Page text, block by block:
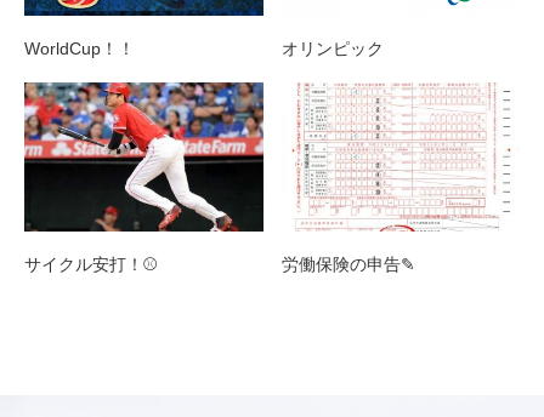
WorldCup！！ オリンピック
サイクル安打！⚾ 労働保険の申告✎